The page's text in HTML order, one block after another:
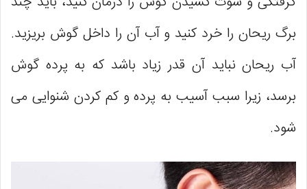
برگ ریحان را خرد کنید و آب آن را داخل گوش بریزید.
آب ریحان نباید آن قدر زیاد باشد که به پرده‌ گوش
برسد، زیرا سبب آسیب به پرده و کم کردن شنوایی می
‌شود.